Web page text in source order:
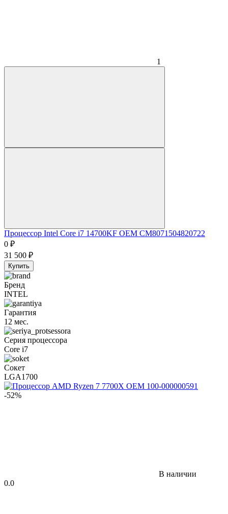
1
Процессор Intel Core i7 14700KF OEM CM8071504820722
0 ₽
31 500 ₽
Купить
Бренд
INTEL
Гарантия
12 мес.
Серия процессора
Core i7
Сокет
LGA1700
-52%
В наличии
0.0